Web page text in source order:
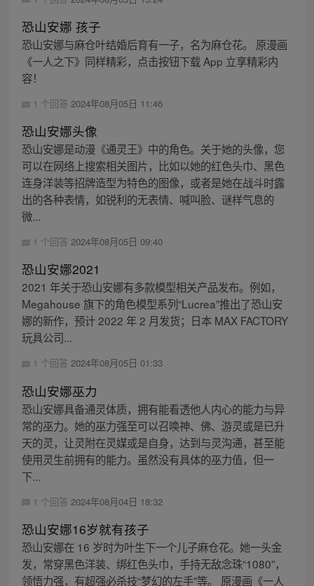
恐山安娜 孩子
恐山安娜与麻仓叶结婚后育有一子，名为麻仓花。 原漫画
《一人之下》同样精彩，点击按钮下载 App 立享精彩内
容！
1 个回答 2024年08月05日 11:46
恐山安娜头像
恐山安娜是动漫《通灵王》中的角色。关于她的头像，您
可以在网络上搜索相关图片，比如以她的红色头巾、黑色
连身洋装等招牌造型为特色的图像，或者是她在战斗时露
出的各种表情，如锐利的无表情、喊叫脸、谜样气息的
微...
1 个回答 2024年08月05日 09:40
恐山安娜2021
2021 年关于恐山安娜有多款模型相关产品发布。例如，
Megahouse 旗下的角色模型系列“Lucrea”推出了恐山安
娜的新作，预计 2022 年 2 月发货；日本 MAX FACTORY
玩具公司...
1 个回答 2024年08月05日 01:33
恐山安娜巫力
恐山安娜具备通灵体质，拥有能看透他人内心的能力与异
常的巫力。她的巫力强至可以召唤神、佛、游灵或是已升
天的灵，让灵附在灵媒或是自身，达到与灵沟通，甚至能
使用灵生前拥有的能力。虽然没有具体的巫力值，但一
下...
1 个回答 2024年08月04日 18:32
恐山安娜16岁就有孩子
恐山安娜在 16 岁时为叶生下一个儿子麻仓花。她一头金
发，常穿黑色洋装、绑红色头巾，手持无敌念珠“1080”，
领悟力强，有超强必杀技“梦幻的左手”等。 原漫画《一人